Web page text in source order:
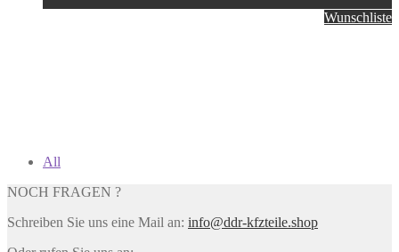
Wunschliste
All
NOCH FRAGEN ?
Schreiben Sie uns eine Mail an: info@ddr-kfzteile.shop